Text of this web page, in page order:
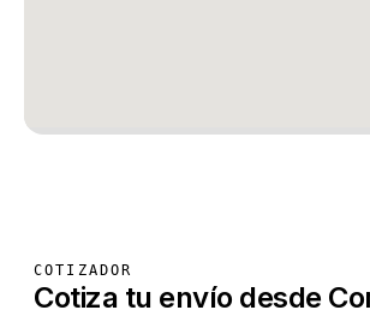
COTIZADOR
Cotiza tu envío desde